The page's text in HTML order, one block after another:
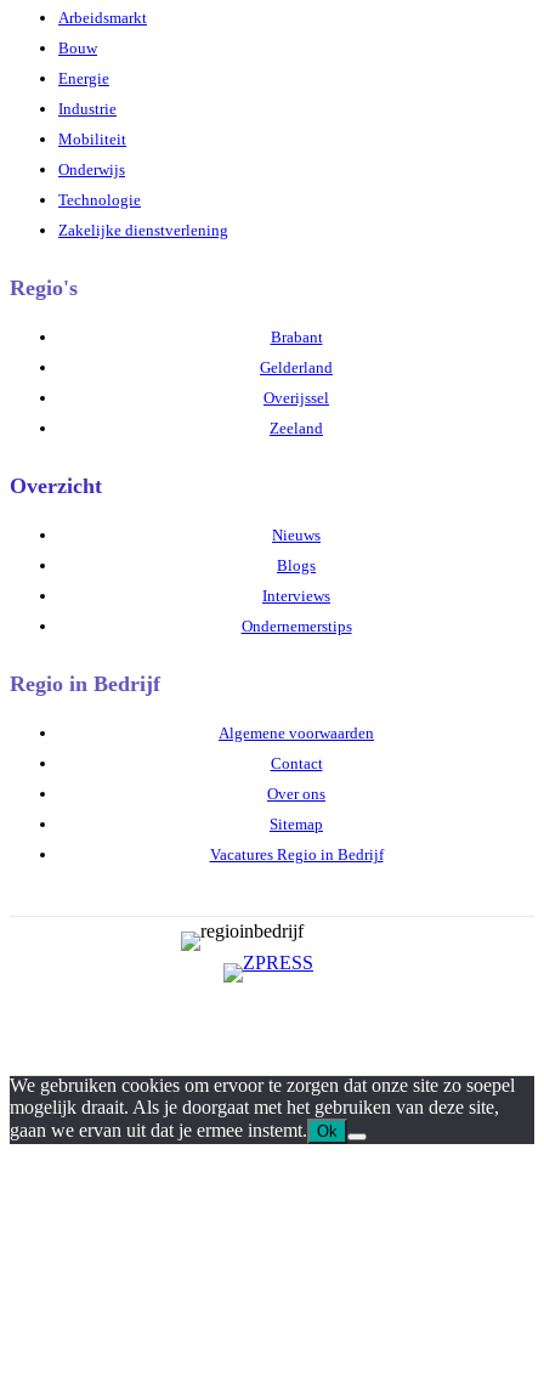
Arbeidsmarkt
Bouw
Energie
Industrie
Mobiliteit
Onderwijs
Technologie
Zakelijke dienstverlening
Regio's
Brabant
Gelderland
Overijssel
Zeeland
Overzicht
Nieuws
Blogs
Interviews
Ondernemerstips
Regio in Bedrijf
Algemene voorwaarden
Contact
Over ons
Sitemap
Vacatures Regio in Bedrijf
We gebruiken cookies om ervoor te zorgen dat onze site zo soepel
mogelijk draait. Als je doorgaat met het gebruiken van deze site,
gaan we ervan uit dat je ermee instemt. Ok